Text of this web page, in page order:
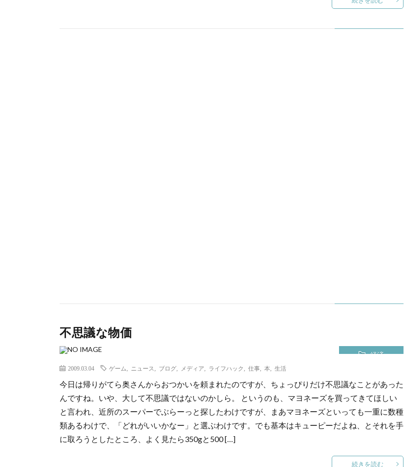
不思議な物価
経済
2009.03.04 ゲーム ニュース ブログ メディア ライフハック 仕事 本 生活
今日は帰りがてら奥さんからおつかいを頼まれたのですが、ちょっぴりだけ不思議なことがあった
んですね。いや、大して不思議ではないのかしら。 というのも、マヨネーズを買ってきてほしい
と言われ、近所のスーパーでぶらーっと探したわけですが、まあマヨネーズといっても一重に数種
類あるわけで、「どれがいいかなー」と選ぶわけです。でも基本はキューピーだよね、とそれを手
に取ろうとしたところ、よく見たら350gと500 […]
続きを読む